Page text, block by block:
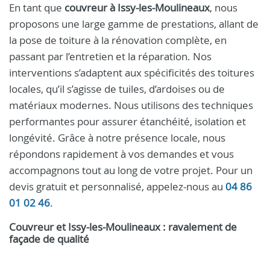
En tant que couvreur à Issy-les-Moulineaux, nous
proposons une large gamme de prestations, allant de
la pose de toiture à la rénovation complète, en
passant par l’entretien et la réparation. Nos
interventions s’adaptent aux spécificités des toitures
locales, qu’il s’agisse de tuiles, d’ardoises ou de
matériaux modernes. Nous utilisons des techniques
performantes pour assurer étanchéité, isolation et
longévité. Grâce à notre présence locale, nous
répondons rapidement à vos demandes et vous
accompagnons tout au long de votre projet. Pour un
devis gratuit et personnalisé, appelez-nous au 04 86
01 02 46.
CouvreuretIssy-les-Moulineaux: ravalement de
façade de qualité